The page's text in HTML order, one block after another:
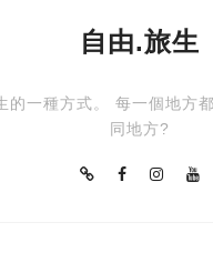
自由.旅生
的一種方式。 每一個地方
同地方?